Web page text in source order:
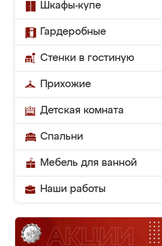
Шкафы-купе
Гардеробные
Стенки в гостиную
Прихожие
Детская комната
Спальни
Мебель для ванной
Наши работы